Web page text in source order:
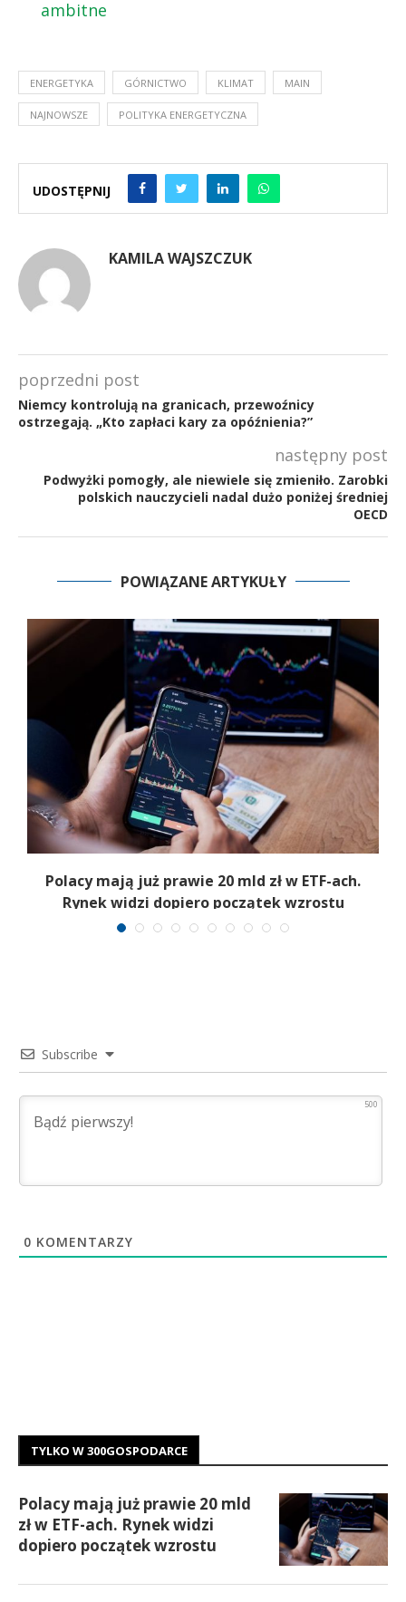
ambitne
ENERGETYKA GÓRNICTWO KLIMAT MAIN
NAJNOWSZE POLITYKA ENERGETYCZNA
UDOSTĘPNIJ
KAMILA WAJSZCZUK
poprzedni post
Niemcy kontrolują na granicach, przewoźnicy
ostrzegają. „Kto zapłaci kary za opóźnienia?”
następny post
Podwyżki pomogły, ale niewiele się zmieniło. Zarobki
polskich nauczycieli nadal dużo poniżej średniej
OECD
POWIĄZANE ARTYKUŁY
Polacy mają już prawie 20 mld zł w ETF-ach.
Rynek widzi dopiero początek wzrostu
Subscribe
500
0 KOMENTARZY
TYLKO W 300GOSPODARCE
Polacy mają już prawie 20 mld
zł w ETF-ach. Rynek widzi
dopiero początek wzrostu